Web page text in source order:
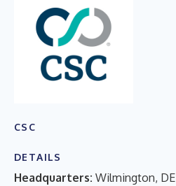
CSC
DETAILS
Headquarters: Wilmington, DE